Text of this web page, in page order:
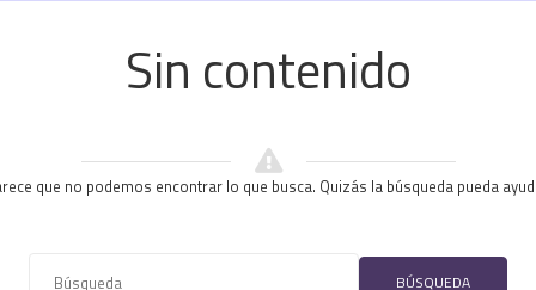
Sin contenido
que no podemos encontrar lo que busca. Quizás la búsqueda pueda
BÚSQUEDA